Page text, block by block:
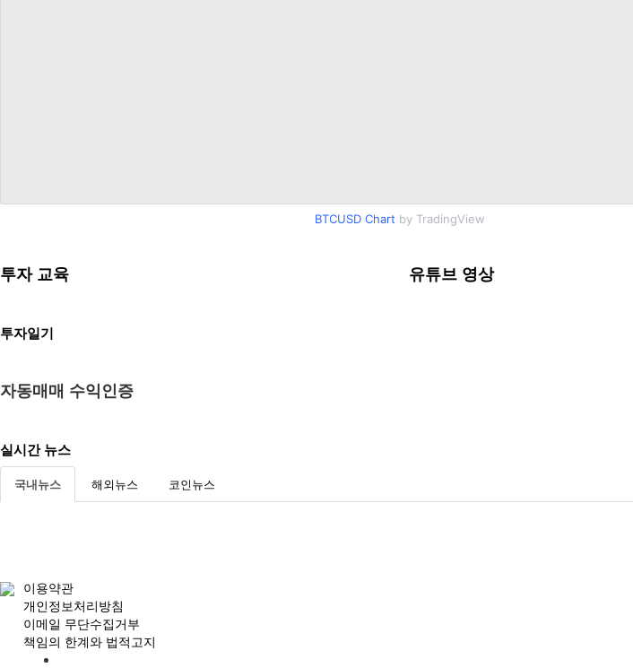
BTCUSD Chart by TradingView
투자 교육 유튜브 영상
투자일기
자동매매 수익인증
실시간 뉴스
국내뉴스 해외뉴스 코인뉴스
이용약관
개인정보처리방침
이메일 무단수집거부
책임의 한계와 법적고지